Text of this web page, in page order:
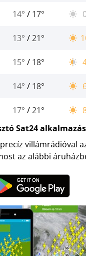
14° / 17°
13° /21°
15° / 18°
14° / 18°
17° /21°
Sat24
villámrádióval
az alábbi